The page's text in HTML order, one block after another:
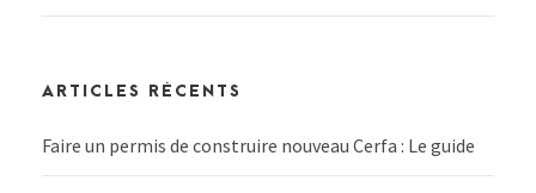
ARTICLES RÉCENTS
Faire un permis de construire nouveau Cerfa : Le guide